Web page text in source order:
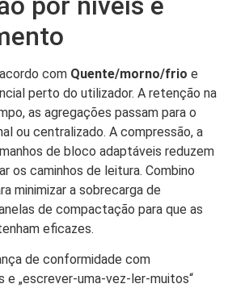
com Quente/morno/frio e
perto do utilizador. A retenção na
as agregações passam para o
ou centralizado. A compressão, a
de bloco adaptáveis reduzem
os caminhos de leitura. Combino
minimizar a sobrecarga de
de compactação para que as
eficazes.
de conformidade com
e „escrever-uma-vez-ler-muitos“